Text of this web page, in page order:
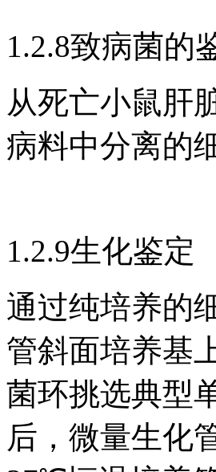
1.2.8致病菌的
从死亡小鼠肝
病料中分离的
1.2.9生化鉴定
通过纯培养的
管斜面培养基
菌环挑选典型
后，微量生化